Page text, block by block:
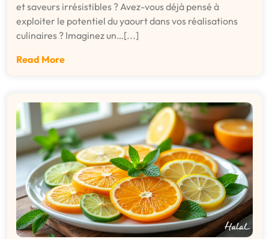
et saveurs irrésistibles ? Avez-vous déjà pensé à
exploiter le potentiel du yaourt dans vos réalisations
culinaires ? Imaginez un…[...]
Read More